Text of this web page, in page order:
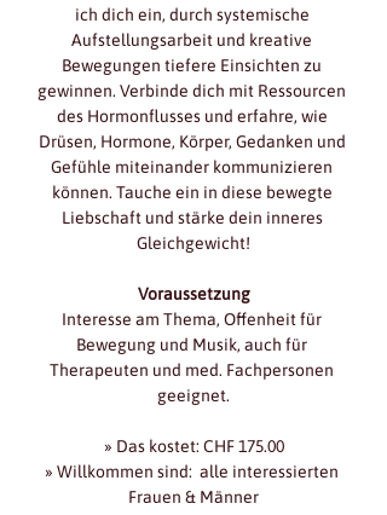
ich dich ein, durch systemische
Aufstellungsarbeit und kreative
Bewegungen tiefere Einsichten zu
gewinnen. Verbinde dich mit Ressourcen
des Hormonflusses und erfahre, wie
Drüsen, Hormone, Körper, Gedanken und
Gefühle miteinander kommunizieren
können. Tauche ein in diese bewegte
Liebschaft und stärke dein inneres
Gleichgewicht!
Voraussetzung
Interesse am Thema, Offenheit für
Bewegung und Musik, auch für
Therapeuten und med. Fachpersonen
geeignet.
» Das kostet: CHF 175.00
» Willkommen sind:  alle interessierten
Frauen & Männer